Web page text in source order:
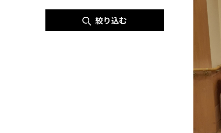
絞り込む